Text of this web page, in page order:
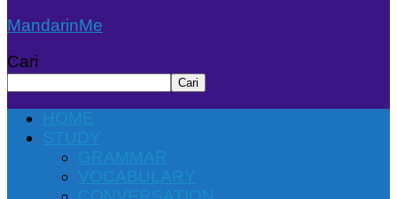
MandarinMe
Cari
Cari
HOME
STUDY
GRAMMAR
VOCABULARY